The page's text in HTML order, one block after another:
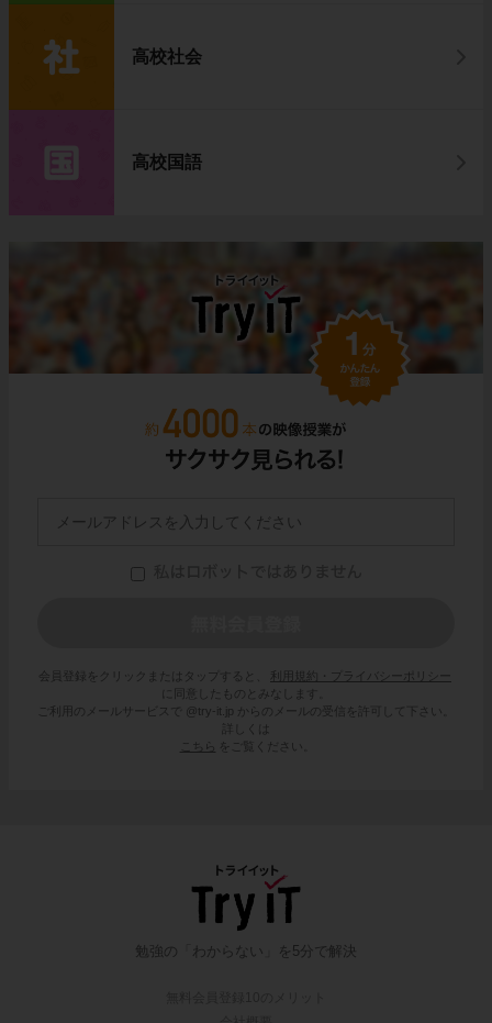
高校社会
高校国語
会員登録をクリックまたはタップすると、
利用規約・プライバシーポリシー
に同意したものとみなします。
ご利用のメールサービスで @try-it.jp からのメールの受信を許可して下さい。
詳しくは
こちら
をご覧ください。
勉強の「わからない」を5分で解決